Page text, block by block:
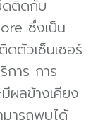
ดติดกับ
ซึ่งเป็น
ตัวเซ็นเซอร์
าร การ
ผลข้างเคียง
มารถพบได้